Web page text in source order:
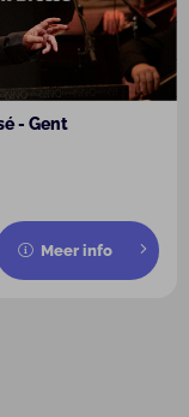
- Gent
Meer info